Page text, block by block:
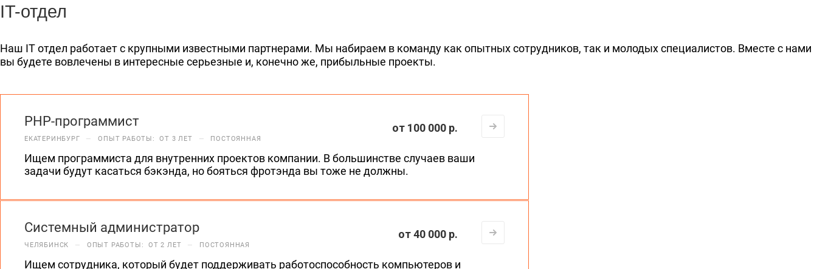
IT-отдел
Наш IT отдел работает с крупными известными партнерами. Мы набираем в команду как опытных сотрудников, так и молодых специалистов. Вместе с нами
вы будете вовлечены в интересные серьезные и, конечно же, прибыльные проекты.
PHP-программист
ЕКАТЕРИНБУРГ — ОПЫТ РАБОТЫ: ОТ 3 ЛЕТ — ПОСТОЯННАЯ
от 100 000 р.
Ищем программиста для внутренних проектов компании. В большинстве случаев ваши
задачи будут касаться бэкэнда, но бояться фротэнда вы тоже не должны.
Системный администратор
ЧЕЛЯБИНСК — ОПЫТ РАБОТЫ: ОТ 2 ЛЕТ — ПОСТОЯННАЯ
от 40 000 р.
Ищем сотрудника, который будет поддерживать работоспособность компьютеров и